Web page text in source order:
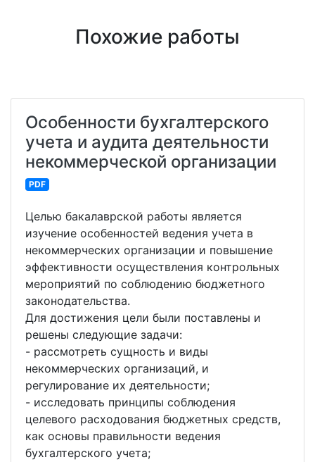
Похожие работы
Особенности бухгалтерского
учета и аудита деятельности
некоммерческой организации
PDF
Целью бакалаврской работы является
изучение особенностей ведения учета в
некоммерческих организации и повышение
эффективности осуществления контрольных
мероприятий по соблюдению бюджетного
законодательства.
Для достижения цели были поставлены и
решены следующие задачи:
- рассмотреть сущность и виды
некоммерческих организаций, и
регулирование их деятельности;
- исследовать принципы соблюдения
целевого расходования бюджетных средств,
как основы правильности ведения
бухгалтерского учета;